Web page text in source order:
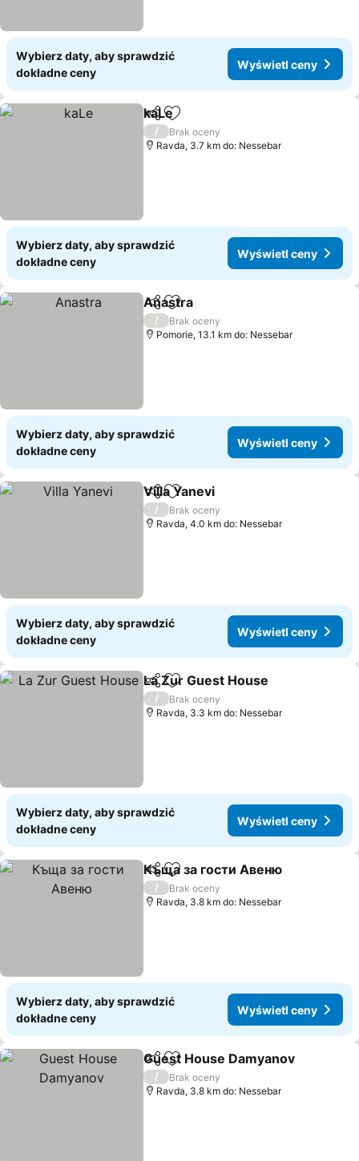
Wybierz daty, aby sprawdzić
dokładne ceny
Wyświetl ceny
UdostępnijDodaj do ulubionych
kaLe
/
Brak oceny
Ravda, 3.7 km do: Nessebar
Wybierz daty, aby sprawdzić
dokładne ceny
Wyświetl ceny
UdostępnijDodaj do ulubionych
Anastra
/
Brak oceny
Pomorie, 13.1 km do: Nessebar
Wybierz daty, aby sprawdzić
dokładne ceny
Wyświetl ceny
Udostępnij
Dodaj do ulubionych
Villa Yanevi
/
Brak oceny
Ravda, 4.0 km do: Nessebar
Wybierz daty, aby sprawdzić
dokładne ceny
Wyświetl ceny
Udostępnij
Dodaj do ulubionych
La Zur Guest House
/
Brak oceny
Ravda, 3.3 km do: Nessebar
Wybierz daty, aby sprawdzić
dokładne ceny
Wyświetl ceny
Udostępnij
Dodaj do ulubionych
Къща за гости Авеню
/
Brak oceny
Ravda, 3.8 km do: Nessebar
Wybierz daty, aby sprawdzić
dokładne ceny
Wyświetl ceny
Udostępnij
Dodaj do ulubionych
Guest House Damyanov
/
Brak oceny
Ravda, 3.8 km do: Nessebar